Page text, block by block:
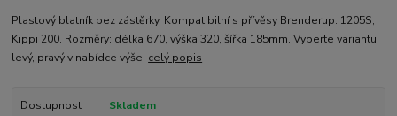
Plastový blatník bez zástěrky. Kompatibilní s přívěsy Brenderup: 1205S,
Kippi 200. Rozměry: délka 670, výška 320, šířka 185mm. Vyberte variantu
levý, pravý v nabídce výše. celý popis
Dostupnost
Skladem